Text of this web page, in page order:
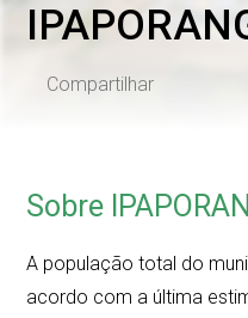
Compartilhar
Sobre
A população total do
acordo com a última